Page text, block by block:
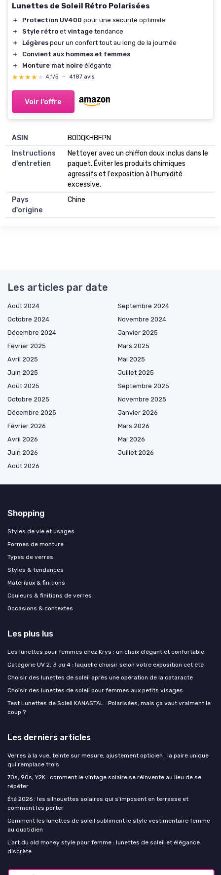
Lunettes de Soleil Rétro Polarisées
＋ Protection UV400 pour une sécurité optimale
＋
Style rétro et vintage tendance
＋
Légères pour un confort tout au long de la journée
＋
Convient aux hommes et femmes
＋
Monture mat noire élégante
★★★★★
★★★★★ 4,1/5 — 4187 avis
Voir l'offre
ASIN
B0DQKHBFPN
Instructions
d'entretien
Nettoyer avec un chiffon doux inclus dans le
paquet. Éviter les produits chimiques
agressifs et l'exposition à l'humidité
excessive.
Pays
d'origine
Chine
Les articles par date
Août 2024
Septembre 2024
Octobre 2024
Novembre 2024
Décembre 2024
Janvier 2025
Février 2025
Mars 2025
Avril 2025
Mai 2025
Juin 2025
Juillet 2025
Août 2025
Septembre 2025
Octobre 2025
Novembre 2025
Décembre 2025
Janvier 2026
Février 2026
Mars 2026
Avril 2026
Mai 2026
Juin 2026
Juillet 2026
Août 2026
Shopping
Styles de vie et usages
Formes de monture
Types de verres
Styles & tendances
Matériaux & finitions
Couleurs & finitions de verres
Occasions & contextes
Les plus lus
Les lunettes pour femmes chez Krys : un choix élégant et confortable
Catégorie UV 2, 3 ou 4 : laquelle choisir selon votre exposition cet été
Choisir des lunettes de soleil après une opération de la cataracte
Choisir des lunettes de soleil pour femmes aux petits visages
Test Lunettes de Soleil KANASTAL : Polarisées, mais ça vaut vraiment le
coup ?
Les derniers articles
Verres à la vue, teinte sur mesure, ajustement opticien : la paire unique
qui remplace trois
70s, 90s, Y2K : comment le vintage solaire se réinvente au lieu de se
répéter
Été 2026 : les silhouettes solaires qui s'imposent en terrasse et
comment les porter
Comment les lunettes de soleil subliment le style vestimentaire femme
au quotidien
L’art du old money style pour femme : lunettes de soleil et élégance
discrète